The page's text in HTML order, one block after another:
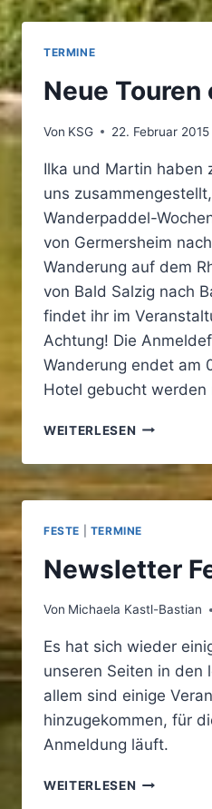
…
TERMINE
Neue
Von KSG 22. Februar 2015
Ilka und Martin haben
uns
Wanderpaddel-
von Germersheim
Wanderung auf dem
von Bald Salzig nach
findet ihr im
Achtung! Die
Wanderung endet am
Hotel gebucht werden
WEITERLESEN NEUE
FESTE TERMINE
Newsletter
Von Michaela Kastl-Bastian
Es hat sich wieder
unseren Seiten in den
allem sind einige
hinzugekommen, für
Anmeldung läuft.
WEITERLESEN